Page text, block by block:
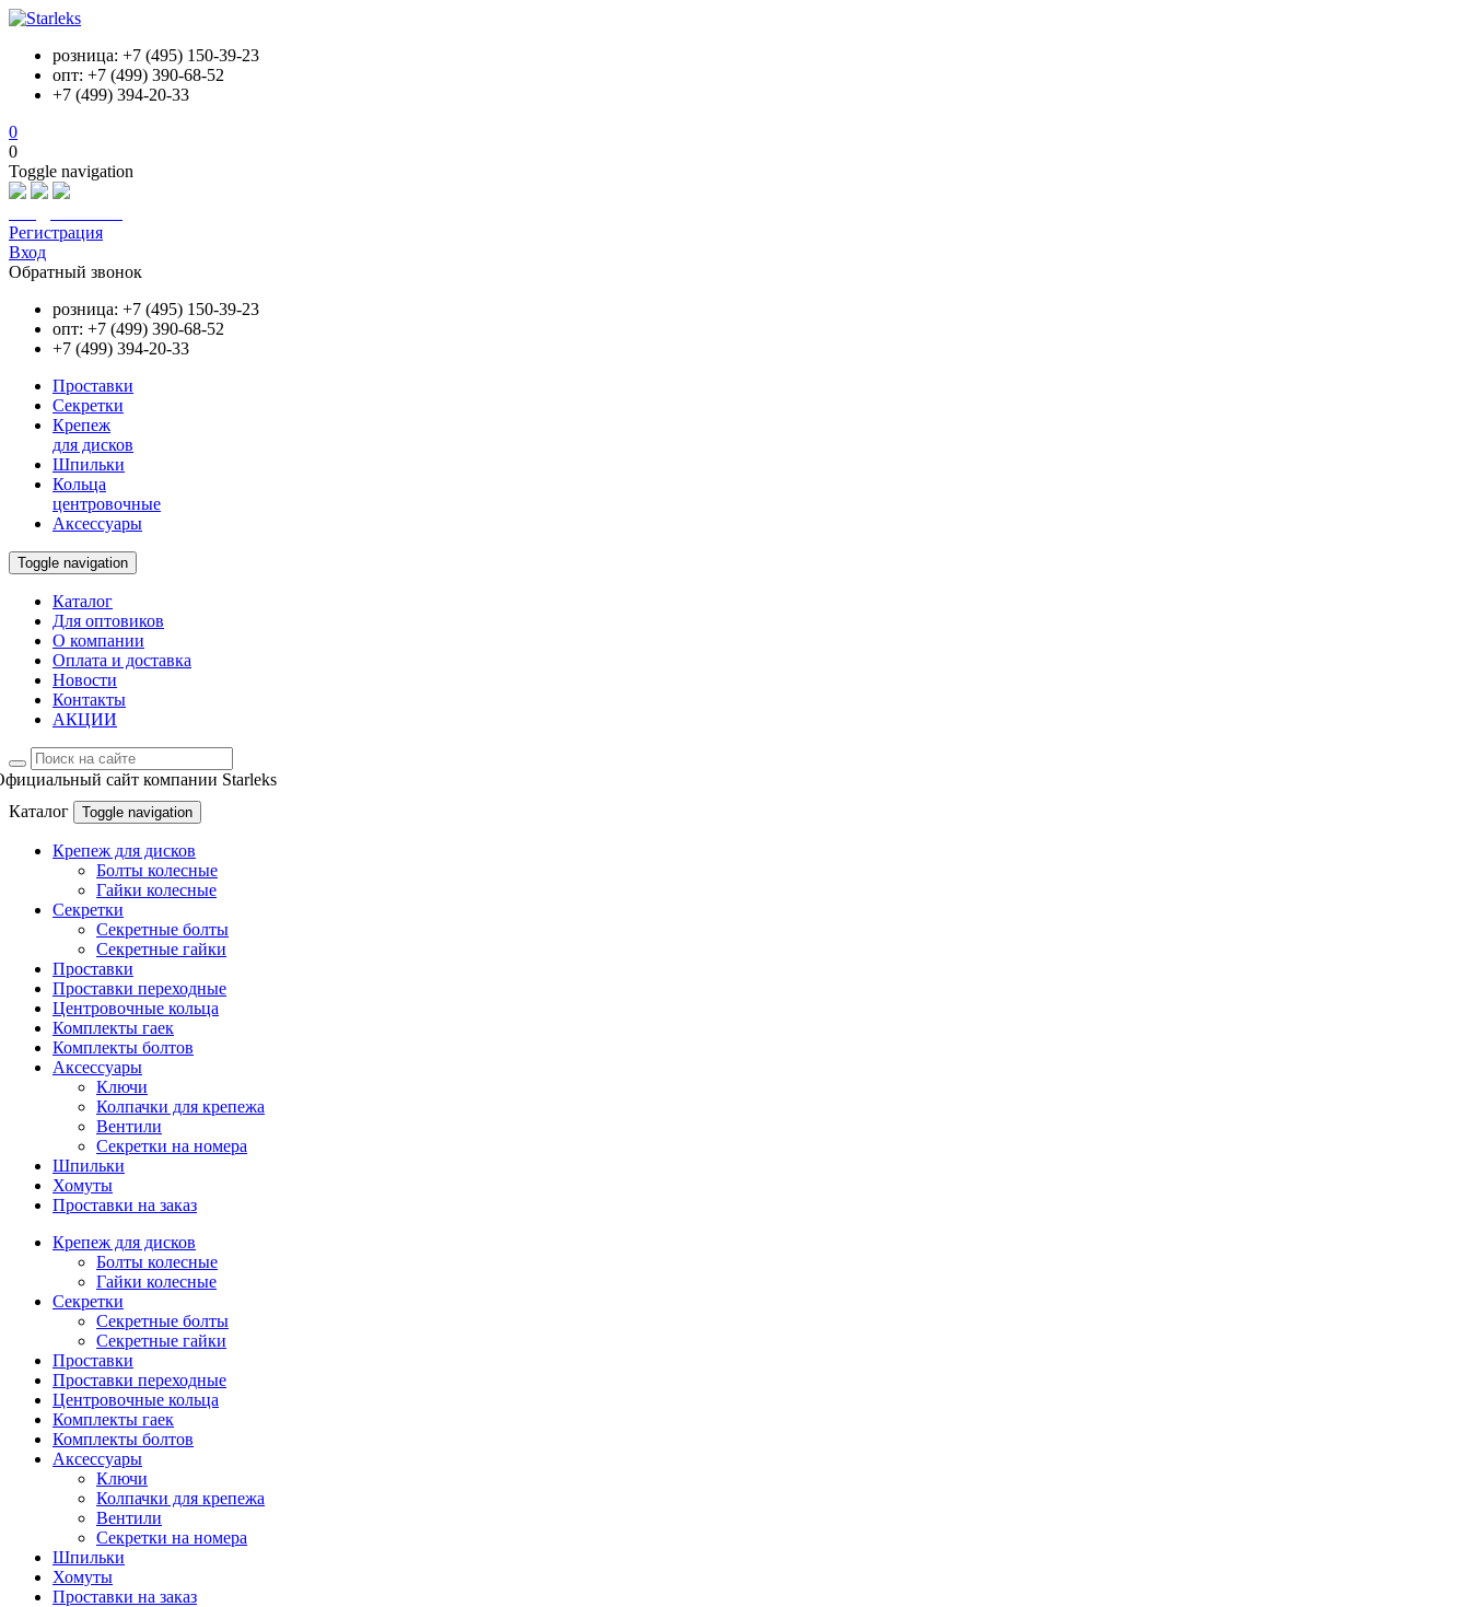
розница: +7 (495) 150-39-23
опт: +7 (499) 390-68-52
+7 (499) 394-20-33
0
0
Toggle navigation
Регистрация
Вход
Обратный звонок
розница: +7 (495) 150-39-23
опт: +7 (499) 390-68-52
+7 (499) 394-20-33
Проставки
Секретки
Крепеж
для дисков
Шпильки
Кольца
центровочные
Аксессуары
Toggle navigation
Каталог
Для оптовиков
О компании
Оплата и доставка
Новости
Контакты
АКЦИИ
сайт компании Starleks
Каталог
Toggle navigation
Крепеж для дисков
Болты колесные
Гайки колесные
Секретки
Секретные болты
Секретные гайки
Проставки
Проставки переходные
Центровочные кольца
Комплекты гаек
Комплекты болтов
Аксессуары
Ключи
Колпачки для крепежа
Вентили
Секретки на номера
Шпильки
Хомуты
Проставки на заказ
Крепеж для дисков
Болты колесные
Гайки колесные
Секретки
Секретные болты
Секретные гайки
Проставки
Проставки переходные
Центровочные кольца
Комплекты гаек
Комплекты болтов
Аксессуары
Ключи
Колпачки для крепежа
Вентили
Секретки на номера
Шпильки
Хомуты
Проставки на заказ